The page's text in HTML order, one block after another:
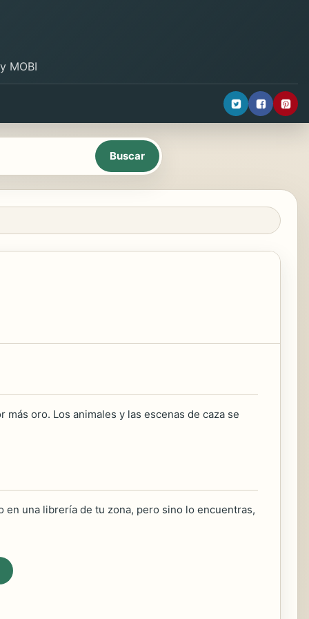
MOBI
oro. Los animales y las escenas de caza se
una librería de tu zona, pero sino lo encuentras,